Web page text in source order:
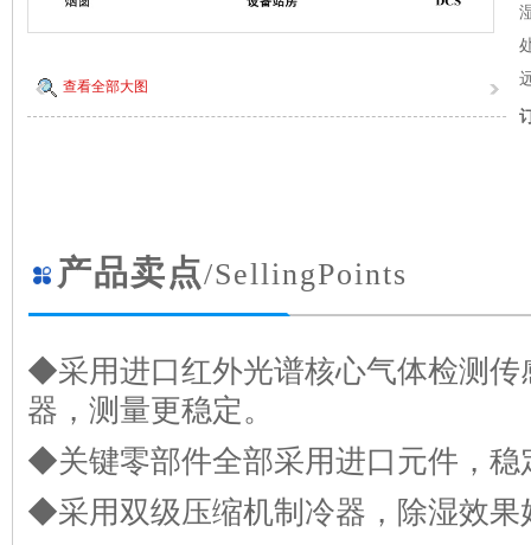
查看全部大图
产品卖点/SellingPoints
◆采用进口红外光谱核心气体检测传
器，测量更稳定。
◆关键零部件全部采用进口元件，稳
◆采用双级压缩机制冷器，除湿效果